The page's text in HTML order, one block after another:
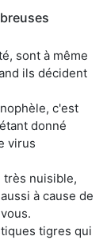
sont à même
ils décident
c'est
donné
virus
très nuisible,
à cause de
tigres qui